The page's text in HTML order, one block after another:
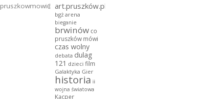
pruszkowmowi@gmail.com
art.pruszków.pl
bgż arena
bieganie
brwinów co
pruszków mówi
czas wolny
debata dulag
121 dzieci film
Galaktyka Gier
historia ii
wojna światowa
Kacper